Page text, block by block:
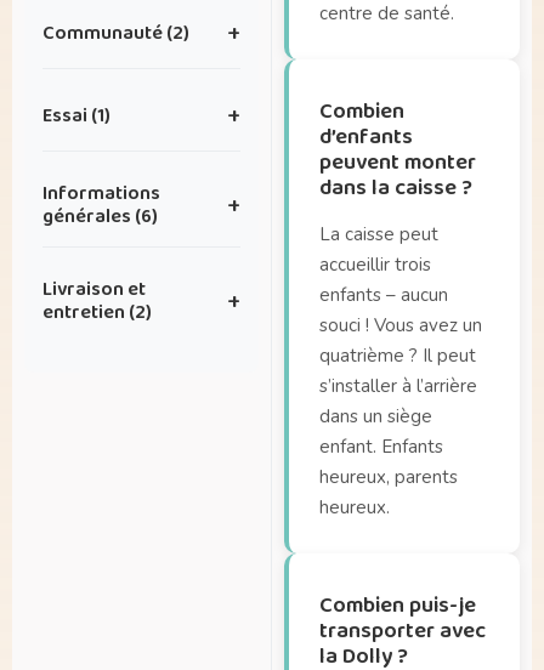
porte-bagages de la
Communauté (2) +
photos que je
avec vous — où puis-
je les envoyer ?
belle collaboration.
Essai (1) +
Dolly ?
Informations
générales (6) +
accessoires Dolly ?
Livraison et
entretien (2) +
centre de santé.
Combien
d’enfants
peuvent monter
dans la caisse ?
La caisse peut
accueillir trois
enfants – aucun
souci ! Vous avez un
quatrième ? Il peut
s’installer à l’arrière
dans un siège
enfant. Enfants
heureux, parents
heureux.
Combien puis-je
transporter avec
la Dolly ?